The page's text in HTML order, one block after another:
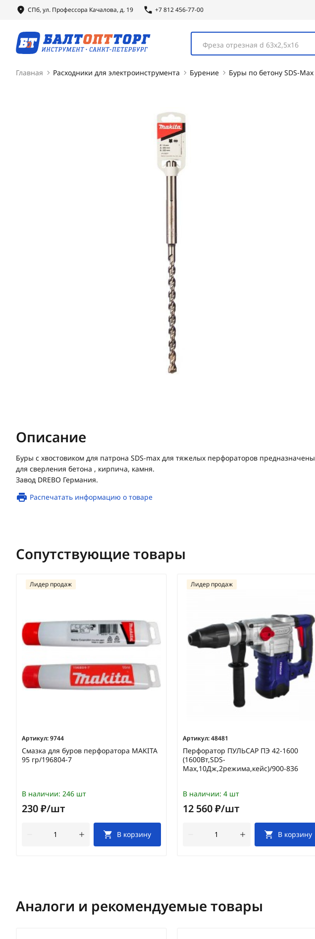
СПб, ул. Профессора Качалова, д. 19 +7 812 456-77-00
Фреза отрезная d 63х2,5х16
Главная Расходники для электроинструмента Бурение Буры по бетону SDS-Max
Описание
Буры с хвостовиком для патрона SDS-max для тяжелых перфораторов предназначены
для сверления бетона , кирпича, камня.
Завод DREBO Германия.
Распечатать информацию о товаре
Сопутствующие товары
Артикул:9744
Смазка для буров перфоратора MAKITA
95 гр/196804-7
Лидер продаж
В наличии: 246 шт
230 ₽/шт
В корзину
Артикул:48481
Перфоратор ПУЛЬСАР ПЭ 42-1600
(1600Вт,SDS-
Max,10Дж,2режима,кейс)/900-836
Лидер продаж
В наличии: 4 шт
12 560 ₽/шт
В корзину
Аналоги и рекомендуемые товары